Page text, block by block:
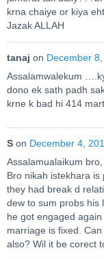
krna chaiye or kiya
Jazak ALLAH
tanaj on December
Assalamwalekum
dono ek sath padh
krne k bad hi 414
S on December 4,
Assalamualaikum bro,
Bro nikah istekhara
they had break d
dew to sum probs his
he got engaged
marriage is fixed.
also? Wil it be corect